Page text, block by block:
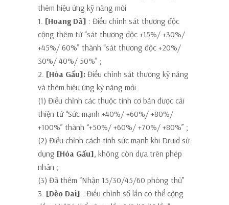
thêm hiệu ứng kỹ năng mới
1. [Hoang Dã] : Điều chỉnh sát thương độc
cộng thêm từ “sát thương độc +15%/ +30%/
+45%/ 60%” thành “sát thương độc +20%/
30%/ 40%/ 50%” ;
2. [Hóa Gấu]: Điều chỉnh sát thương kỹ năng
và thêm hiệu ứng kỹ năng mới.
(1) Điều chỉnh các thuộc tính cơ bản được cải
thiện từ “Sức mạnh +40%/ +60%/ +80%/
+100%” thành “+50%/ +60%/ +70%/ +80%” ;
(2) Điều chỉnh cách tính sức mạnh khi Druid sử
dụng [Hóa Gấu] không còn dựa trên phép
nhân ;
(3) Đã thêm “Nhận 15/30/45/60 phòng thủ”
3. [Dẻo Dai] : Điều chỉnh số lần có thể cộng